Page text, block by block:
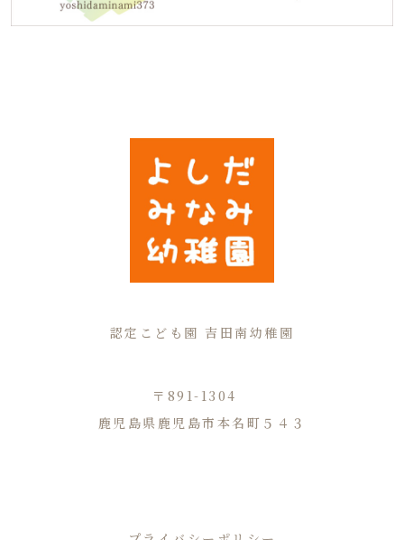
認定こども園 吉田南幼稚園
〒891-1304
鹿児島県鹿児島市本名町５４３